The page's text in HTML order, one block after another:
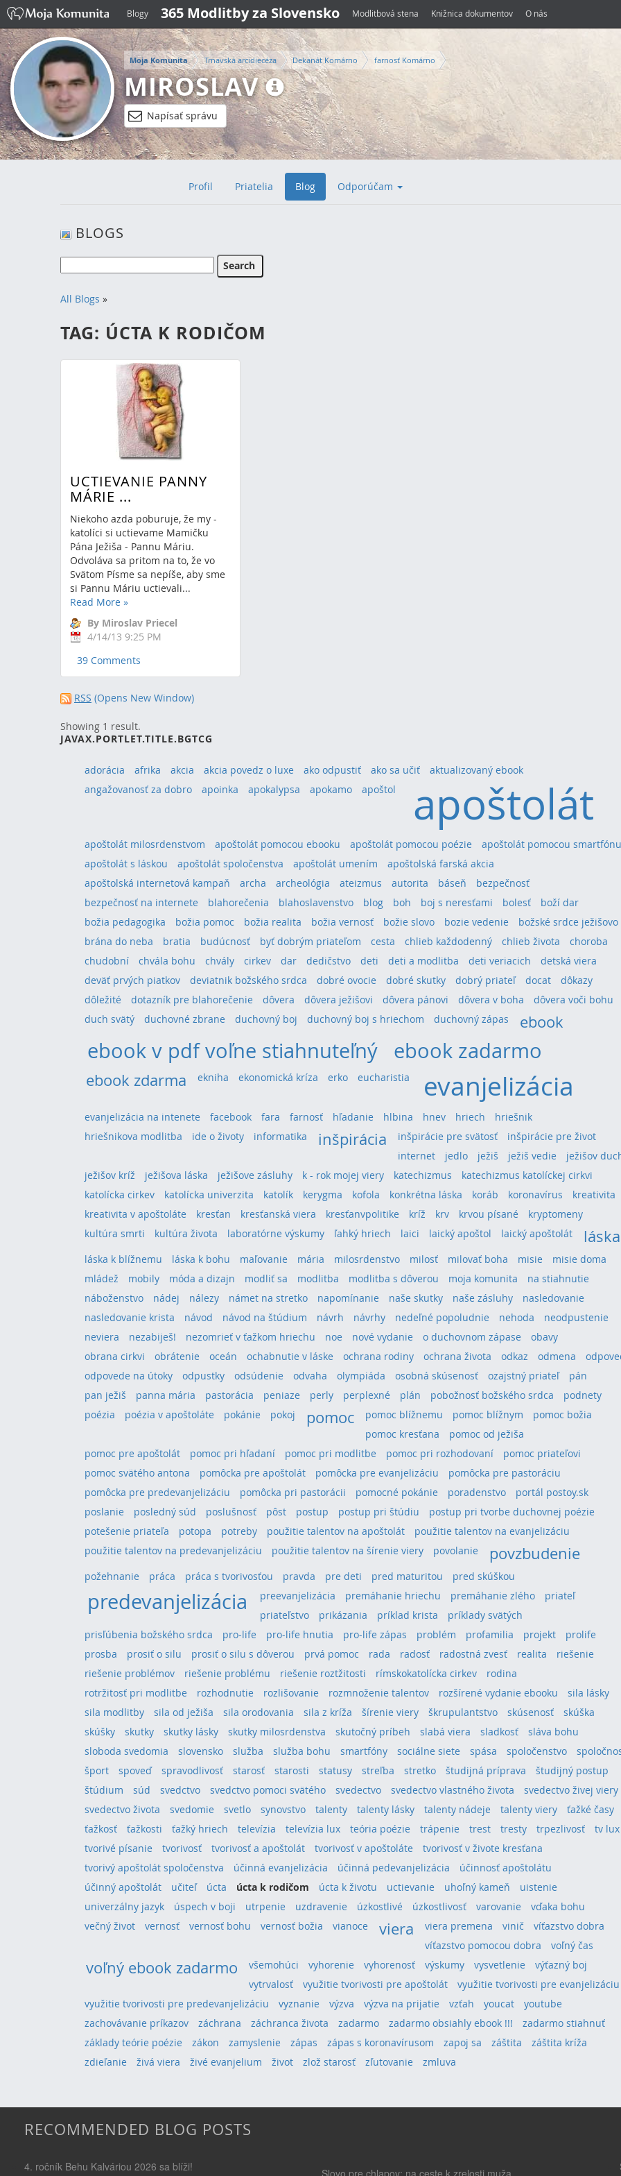
Blogy 365 Modlitby za Slovensko Modlitbová stena Knižnica dokumentov O nás
Moja Komunita Trnavská arcidiecéza Dekanát Komárno farnosť Komárno
MIROSLAV
Napísať správu
Profil Priatelia Blog Odporúčam
BLOGS
All Blogs »
TAG: ÚCTA K RODIČOM
UCTIEVANIE PANNY
MÁRIE ...
Niekoho azda poburuje, že my -
katolíci si uctievame Mamičku
Pána Ježiša - Pannu Máriu.
Odvoláva sa pritom na to, že vo
Svätom Písme sa nepíše, aby sme
si Pannu Máriu uctievali...
Read More »
By Miroslav Priecel
4/14/13 9:25 PM
39 Comments
RSS (Opens New Window)
Showing 1 result.
JAVAX.PORTLET.TITLE.BGTCG
adorácia afrika akcia akcia povedz o luxe ako odpustiť ako sa učiť
aktualizovaný ebook
angažovanosť za dobro
apoinka apokalypsa apokamo apoštol apoštolát
apoštolát milosrdenstvom apoštolát pomocou ebooku apoštolát pomocou poézie
apoštolát pomocou smartfónu
apoštolát s láskou
apoštolát spoločenstva apoštolát umením
apoštolská farská akcia
apoštolská internetová kampaň
archa archeológia ateizmus autorita báseň
bezpečnosť
bezpečnosť na internete
blahorečenia blahoslavenstvo blog boh boj s neresťami bolesť
boží dar
božia pedagogika
božia pomoc božia realita božia vernosť božie slovo bozie vedenie
božské srdce ježišovo
brána do neba
bratia budúcnosť byť dobrým priateľom cesta chlieb každodenný chlieb života
choroba
chudobní
chvála bohu chvály cirkev dar dedičstvo deti deti a modlitba deti veriacich
detská viera
deväť prvých piatkov
deviatnik božského srdca dobré ovocie dobré skutky dobrý priateľ docat
dôkazy
dôležité
dotazník pre blahorečenie dôvera dôvera ježišovi dôvera pánovi dôvera v boha
dôvera voči bohu
duch svätý
duchovné zbrane duchovný boj duchovný boj s hriechom duchovný zápas ebook
ebook v pdf voľne stiahnuteľný ebook zadarmo
ebook zdarma ekniha ekonomická kríza erko eucharistia evanjelizácia
evanjelizácia na intenete facebook fara farnosť hľadanie hlbina hnev hriech
hriešnik
hriešnikova modlitba
ide o životy informatika inšpirácia inšpirácie pre svätosť
inšpirácie pre život
internet
jedlo ježiš ježiš vedie
ježišov
ježišov kríž
ježišova láska ježišove zásluhy k - rok mojej viery katechizmus
katechizmus katolíckej cirkvi
katolícka cirkev
katolícka univerzita katolík kerygma kofola konkrétna láska koráb koronavírus
kreativita
kreativita v apoštoláte
kresťan kresťanská viera kresťanvpolitike kríž krv krvou písané
kryptomeny
kultúra smrti
kultúra života laboratórne výskumy ľahký hriech laici laický apoštol laický apoštolát láska
láska k blížnemu láska k bohu maľovanie mária milosrdenstvo milosť milovať boha misie
misie doma
mládež
mobily móda a dizajn modliť sa modlitba modlitba s dôverou moja komunita
na stiahnutie
náboženstvo
nádej nálezy námet na stretko napomínanie naše skutky naše zásluhy
nasledovanie
nasledovanie krista
návod návod na štúdium návrh návrhy nedeľné popoludnie nehoda
neodpustenie
neviera
nezabiješ! nezomrieť v ťažkom hriechu noe nové vydanie o duchovnom zápase
obavy
obrana cirkvi
obrátenie oceán ochabnutie v láske ochrana rodiny ochrana života odkaz odmena
odpovede na útoky
odpustky odsúdenie odvaha olympiáda osobná skúsenosť ozajstný priateľ
pán
pan ježiš
panna mária pastorácia peniaze perly perplexné plán pobožnosť božského srdca
podnety
poézia
poézia v apoštoláte pokánie pokoj pomoc pomoc blížnemu pomoc blížnym
pomoc božia
pomoc kresťana
pomoc od ježiša
pomoc pre apoštolát
pomoc pri hľadaní pomoc pri modlitbe pomoc pri rozhodovaní
pomoc priateľovi
pomoc svätého antona
pomôcka pre apoštolát pomôcka pre evanjelizáciu
pomôcka pre pastoráciu
pomôcka pre predevanjelizáciu
pomôcka pri pastorácii pomocné pokánie poradenstvo
portál postoy.sk
poslanie
posledný súd poslušnosť pôst postup postup pri štúdiu
postup pri tvorbe duchovnej poézie
potešenie priateľa
potopa potreby použitie talentov na apoštolát
použitie talentov na evanjelizáciu
použitie talentov na predevanjelizáciu
použitie talentov na šírenie viery povolanie povzbudenie
požehnanie práca práca s tvorivosťou pravda pre deti pred maturitou pred skúškou
predevanjelizácia preevanjelizácia premáhanie hriechu premáhanie zlého
priateľ
priateľstvo
prikázania príklad krista
príklady svätých
prisľúbenia božského srdca
pro-life pro-life hnutia pro-life zápas problém profamilia projekt
prolife
prosba
prosiť o silu prosiť o silu s dôverou prvá pomoc rada radosť radostná zvesť realita
riešenie
riešenie problémov
riešenie problému riešenie roztžitosti rímskokatolícka cirkev
rodina
rotržitosť pri modlitbe
rozhodnutie rozlišovanie rozmnoženie talentov rozšírené vydanie ebooku
sila lásky
sila modlitby
sila od ježiša sila orodovania sila z kríža šírenie viery škrupulantstvo skúsenosť
skúška
skúšky
skutky skutky lásky skutky milosrdenstva skutočný príbeh slabá viera sladkosť
sláva bohu
sloboda svedomia
slovensko služba služba bohu smartfóny sociálne siete spása spoločenstvo
šport
spoveď spravodlivosť starosť starosti statusy streľba stretko študijná príprava
študijný postup
štúdium
súd svedctvo svedctvo pomoci svätého svedectvo svedectvo vlastného života
svedectvo živej viery
svedectvo života
svedomie svetlo synovstvo talenty talenty lásky talenty nádeje talenty viery
ťažké časy
ťažkosť
ťažkosti ťažký hriech televízia televízia lux teória poézie trápenie trest tresty trpezlivosť
tv lux
tvorivé písanie
tvorivosť tvorivosť a apoštolát tvorivosť v apoštoláte
tvorivosť v živote kresťana
tvorivý apoštolát spoločenstva
účinná evanjelizácia účinná pedevanjelizácia
účinnosť apoštolátu
účinný apoštolát
učiteľ úcta úcta k rodičom úcta k životu uctievanie uhoľný kameň
uistenie
univerzálny jazyk
úspech v boji utrpenie uzdravenie úzkostlivé úzkostlivosť varovanie
vďaka bohu
večný život
vernosť vernosť bohu vernosť božia vianoce viera viera premena vinič
víťazstvo dobra
víťazstvo pomocou dobra
voľný čas
voľný ebook zadarmo všemohúci vyhorenie vyhorenosť výskumy vysvetlenie
výťazný boj
vytrvalosť
využitie tvorivosti pre apoštolát
využitie tvorivosti pre evanjelizáciu
využitie tvorivosti pre predevanjelizáciu
vyznanie výzva výzva na prijatie vzťah youcat
youtube
zachovávanie príkazov
záchrana záchranca života zadarmo zadarmo obsiahly ebook !!!
zadarmo stiahnuť
základy teórie poézie
zákon zamyslenie zápas zápas s koronavírusom zapoj sa záštita
záštita kríža
zdieľanie
živá viera živé evanjelium život zlož starosť zľutovanie zmluva
RECOMMENDED BLOG POSTS
4. ročník Behu Kalváriou 2026 sa blíži! Slovo pre chlapov: na ceste k zrelosti muža